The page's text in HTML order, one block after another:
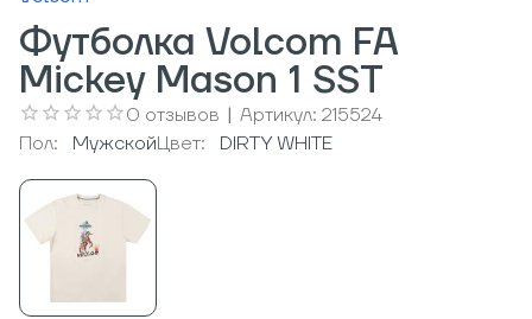
Футболка Volcom FA
Mickey Mason 1 SST
0 отзывов | Артикул: 215524
Пол:
МужcкойЦвет: DIRTY WHITE